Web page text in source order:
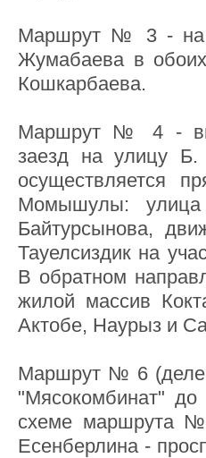
Маршрут № 3 - на
Жумабаева в
Кошкарбаева.
Маршрут № 4 -
заезд на улицу Б.
осуществляется
Момышулы:
Байтурсынова,
Тауелсиздик на
В обратном
жилой массив
Актобе, Наурыз и
Маршрут № 6
"Мясокомбинат"
схеме маршрута
Есенберлина -